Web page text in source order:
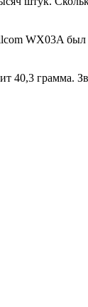
WX03A был
грамма.